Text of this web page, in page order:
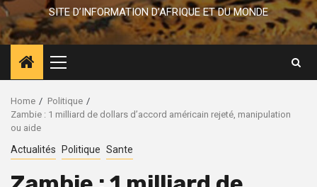
SITE D’INFORMATION D’AFRIQUE ET DU MONDE
Primary
Menu
Home
Politique
Zambie : 1 milliard de dollars d’accord américain rejeté, manipulation
ou aide
Actualités Politique Sante